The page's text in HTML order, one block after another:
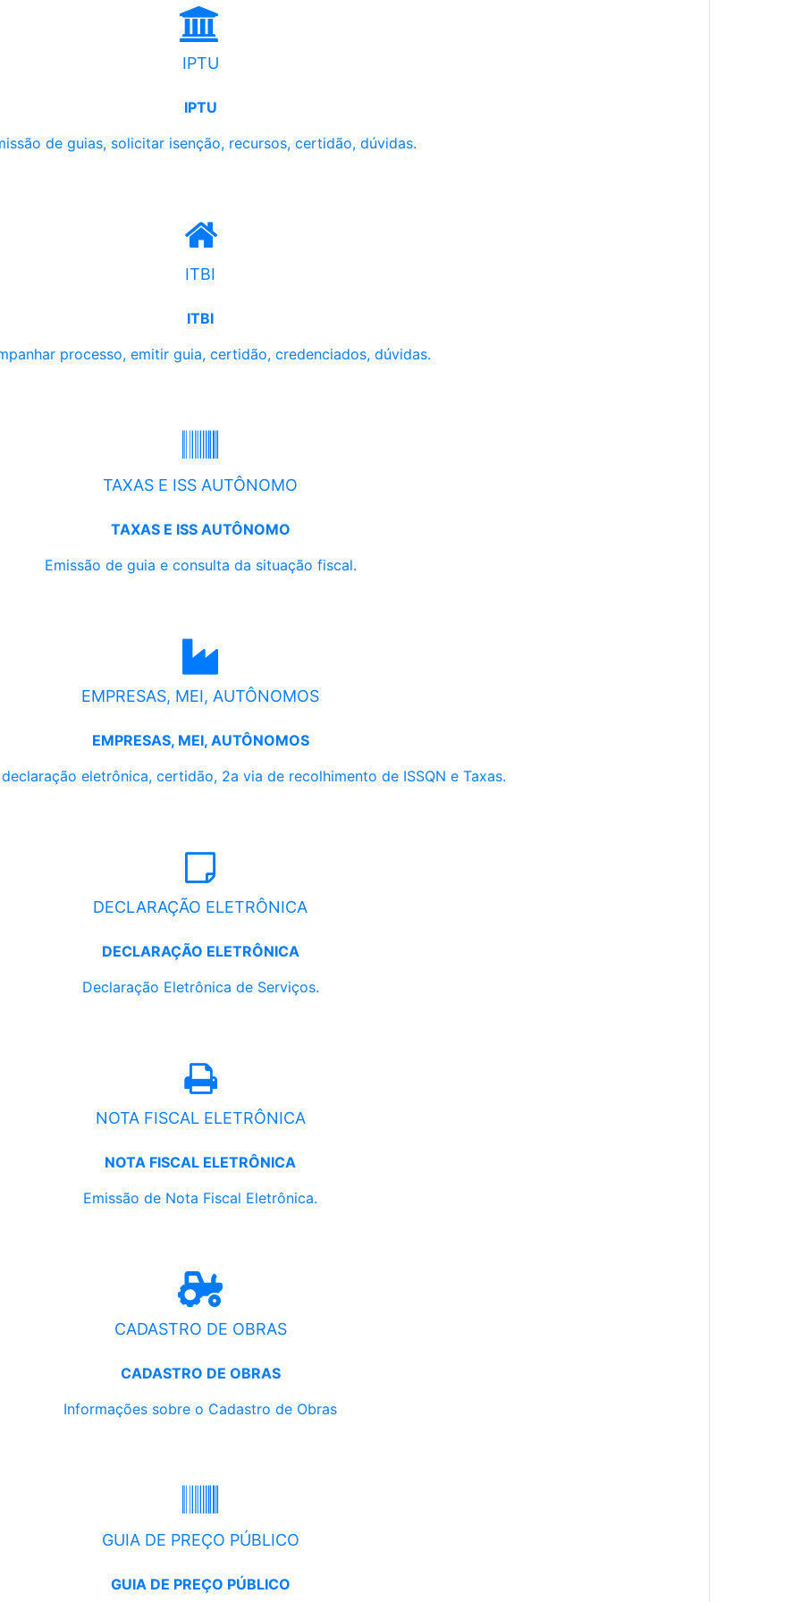
IPTU
IPTU
de guias, solicitar isenção, recursos, certidão, dúvidas.
ITBI
ITBI
processo, emitir guia, certidão, credenciados, dúvidas.
TAXAS E ISS AUTÔNOMO
TAXAS E ISS AUTÔNOMO
Emissão de guia e consulta da situação fiscal.
EMPRESAS, MEI, AUTÔNOMOS
EMPRESAS, MEI, AUTÔNOMOS
eletrônica, certidão, 2a via de recolhimento de ISSQN e Taxas.
DECLARAÇÃO ELETRÔNICA
DECLARAÇÃO ELETRÔNICA
Declaração Eletrônica de Serviços.
NOTA FISCAL ELETRÔNICA
NOTA FISCAL ELETRÔNICA
Emissão de Nota Fiscal Eletrônica.
CADASTRO DE OBRAS
CADASTRO DE OBRAS
Informações sobre o Cadastro de Obras
GUIA DE PREÇO PÚBLICO
GUIA DE PREÇO PÚBLICO